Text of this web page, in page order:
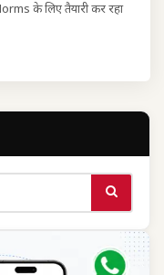
के लिए तैयारी कर रहा